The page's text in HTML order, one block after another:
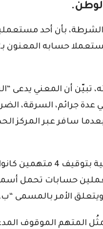
الشرطة، بأن أحد
حسابه المعنون
تبيّن أن المعني
عدة جرائم، السرقة،
سافر عبر المركز
كما كللت العملية
حسابات تحمل
الأمر بالمسمى
المتهم الموقوف